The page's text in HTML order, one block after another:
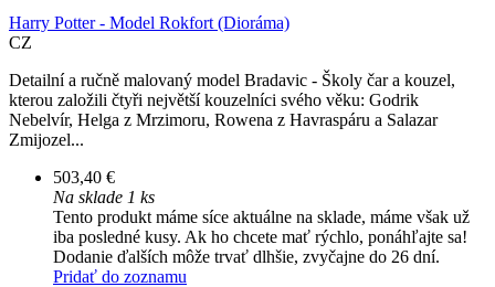
Harry Potter - Model Rokfort (Dioráma)
CZ
Detailní a ručně malovaný model Bradavic - Školy čar a kouzel,
kterou založili čtyři největší kouzelníci svého věku: Godrik
Nebelvír, Helga z Mrzimoru, Rowena z Havraspáru a Salazar
Zmijozel...
503,40 €
Na sklade 1 ks
Tento produkt máme síce aktuálne na sklade, máme však už
iba posledné kusy. Ak ho chcete mať rýchlo, ponáhľajte sa!
Dodanie ďalších môže trvať dlhšie, zvyčajne do 26 dní.
Pridať do zoznamu